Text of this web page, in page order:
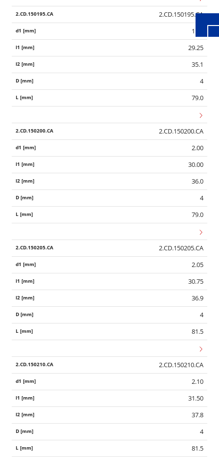
2.CD.150195.CA
1.95
29.25
35.1
4
79.0
2.CD.150200.CA
2.00
30.00
36.0
4
79.0
2.CD.150205.CA
2.05
30.75
36.9
4
81.5
2.CD.150210.CA
2.10
31.50
37.8
4
81.5